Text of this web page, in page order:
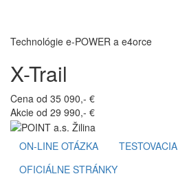
Technológie e-POWER a e4orce
X-Trail
Cena od 35 090,- €
Akcie od 29 990,- €
ON-LINE OTÁZKA
OFICIÁLNE STRÁNKY